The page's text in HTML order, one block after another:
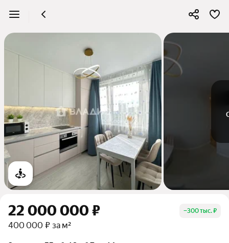
22 000 000 ₽ −300 тыс. ₽
400 000 ₽ за м²